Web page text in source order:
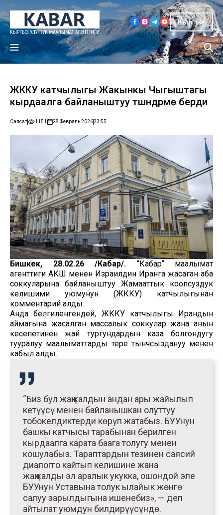
Кыр
ЖККУ катчылыгы Жакынкы Чыгыштагы
кырдаалга байланыштуу түшүндүрмө берди
Саясат 1151 28 Февраль 202623:55
Бишкек, 28.02.26 /Кабар/. “Кабар“ маалымат
агенттиги АКШ менен Израилдин Иранга жасаган аба
соккуларына байланыштуу Жамааттык коопсуздук
келишими уюмунун (ЖККУ) катчылыгынан
комментарий алды.
Анда белгиленгендей, ЖККУ катчылыгы Ирандын
аймагына жасалган массалык соккулар жана анын
кесепетинен жай тургундардын каза болгондугу
тууралуу маалыматтарды терең тынчсыздануу менен
кабыл алды.
“Биз бул жаңжалдын андан ары жайылып
кетүүсү менен байланышкан олуттуу
тобокелдиктерди көрүп жатабыз. БУУнун
башкы катчысы тарабынан берилген
кырдаалга карата баага толугу менен
кошулабыз. Тараптардын тезинен саясий
диалогго кайтып келишине жана
жаңжалды эл аралык укукка, ошондой эле
БУУнун Уставына толук ылайык жөнгө
салуу зарылдыгына ишенебиз», — деп
айтылат уюмдун билдирүүсүндө.